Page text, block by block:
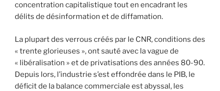
concentration capitalistique tout en encadrant les
délits de désinformation et de diffamation.
La plupart des verrous créés par le CNR, conditions des
« trente glorieuses », ont sauté avec la vague de
« libéralisation » et de privatisations des années 80-90.
Depuis lors, l’industrie s’est effondrée dans le PIB, le
déficit de la balance commerciale est abyssal, les